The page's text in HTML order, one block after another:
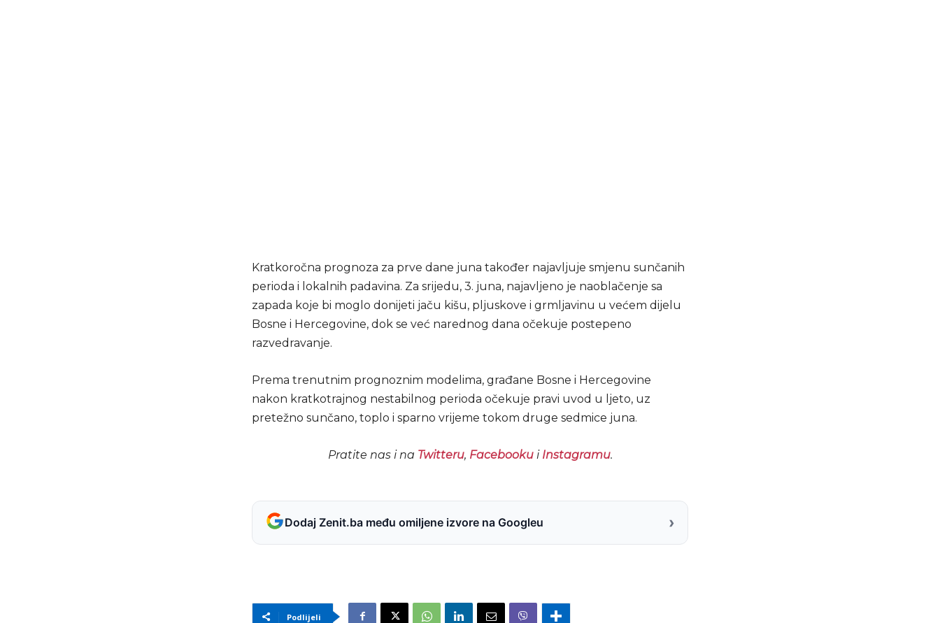
Kratkoročna prognoza za prve dane juna također najavljuje smjenu sunčanih
perioda i lokalnih padavina. Za srijedu, 3. juna, najavljeno je naoblačenje sa
zapada koje bi moglo donijeti jaču kišu, pljuskove i grmljavinu u većem dijelu
Bosne i Hercegovine, dok se već narednog dana očekuje postepeno
razvedravanje.
Prema trenutnim prognoznim modelima, građane Bosne i Hercegovine
nakon kratkotrajnog nestabilnog perioda očekuje pravi uvod u ljeto, uz
pretežno sunčano, toplo i sparno vrijeme tokom druge sedmice juna.
Pratite nas i na Twitteru, Facebookui Instagramu.
Dodaj Zenit.ba među omiljene izvore na Googleu ›
Podlijeli